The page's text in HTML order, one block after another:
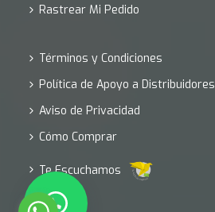
Rastrear Mi Pedido
Términos y Condiciones
Política de Apoyo a Distribuidores
Aviso de Privacidad
Cómo Comprar
Te Escuchamos